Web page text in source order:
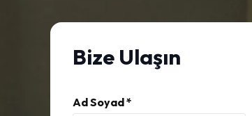
Bize Ulaşın
Ad Soyad *